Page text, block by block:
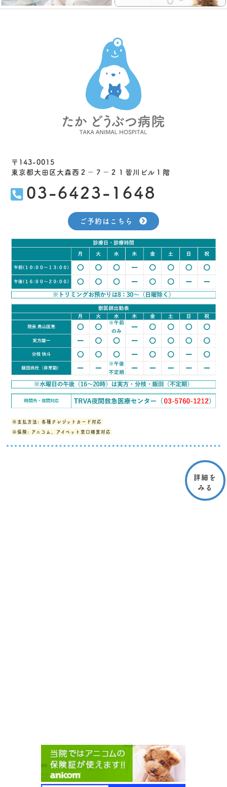
〒143-0015
東京都大田区大森西２−７−２１皆川ビル１階
03-6423-1648
ご予約はこちら
※支払方法: 各種クレジットカード対応
※保険: アニコム、アイペット窓口精算対応
詳細を
みる